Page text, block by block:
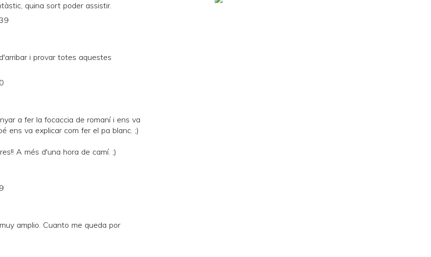
quina sort poder assistir.
i provar totes aquestes
a fer la focaccia de romaní i ens va
ens va explicar com fer el pa blanc. ;)
A més d'una hora de camí. ;)
amplio. Cuanto me queda por